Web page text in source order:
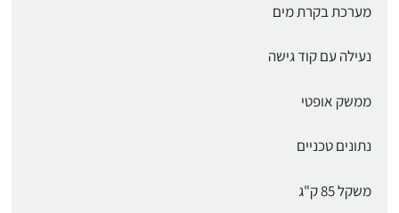
מערכת בקרת מים
נעילה עם קוד גישה
ממשק אופטי
נתונים טכניים
משקל 85 ק"ג